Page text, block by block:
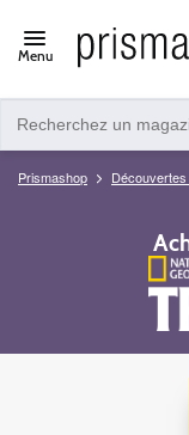
Open/close
navigation
Menu
Prismashop